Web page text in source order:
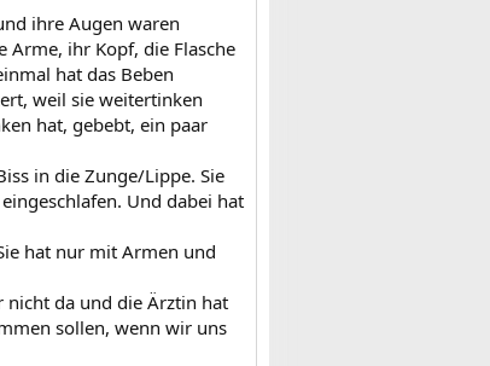
ihre Augen waren
Arme, ihr Kopf, die Flasche
hat das Beben
weil sie weitertinken
hat, gebebt, ein paar
in die Zunge/Lippe. Sie
Und dabei hat
hat nur mit Armen und
nicht da und die Ärztin hat
sollen, wenn wir uns